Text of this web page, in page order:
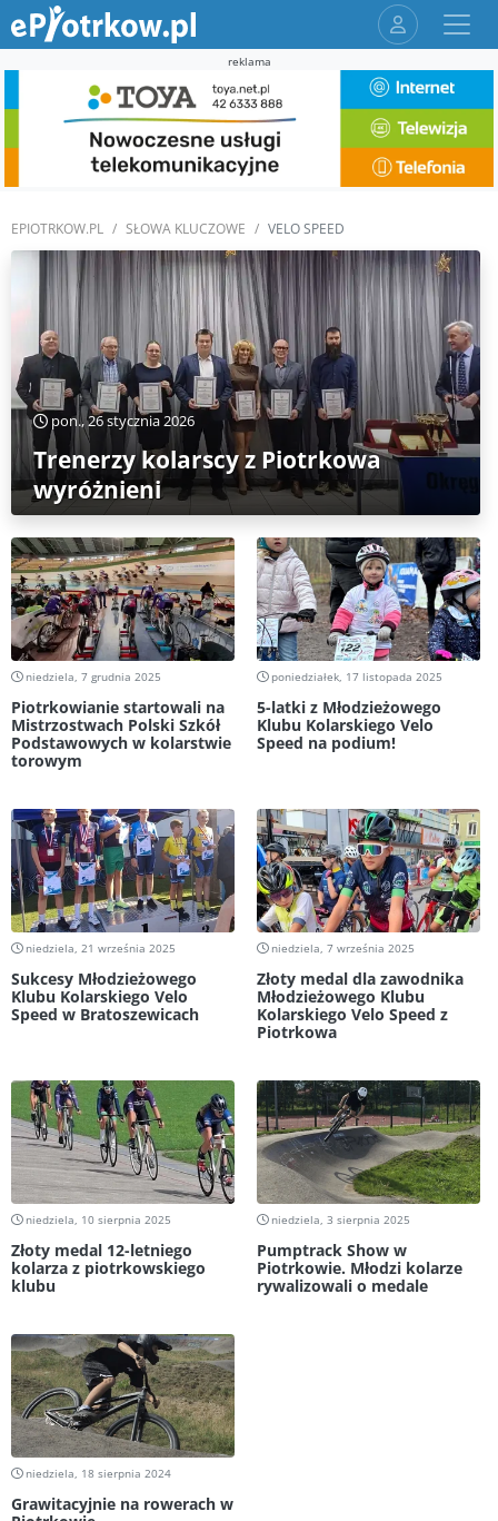
reklama
EPIOTRKOW.PL SŁOWA KLUCZOWE VELO SPEED
pon., 26 stycznia 2026
Trenerzy kolarscy z Piotrkowa
wyróżnieni
niedziela, 7 grudnia 2025
Piotrkowianie startowali na
Mistrzostwach Polski Szkół
Podstawowych w kolarstwie
torowym
poniedziałek, 17 listopada 2025
5-latki z Młodzieżowego
Klubu Kolarskiego Velo
Speed na podium!
niedziela, 21 września 2025
Sukcesy Młodzieżowego
Klubu Kolarskiego Velo
Speed w Bratoszewicach
niedziela, 7 września 2025
Złoty medal dla zawodnika
Młodzieżowego Klubu
Kolarskiego Velo Speed z
Piotrkowa
niedziela, 10 sierpnia 2025
Złoty medal 12-letniego
kolarza z piotrkowskiego
klubu
niedziela, 3 sierpnia 2025
Pumptrack Show w
Piotrkowie. Młodzi kolarze
rywalizowali o medale
niedziela, 18 sierpnia 2024
Grawitacyjnie na rowerach w